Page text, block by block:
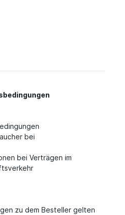
bei
bei Verträgen im
zu dem Besteller gelten